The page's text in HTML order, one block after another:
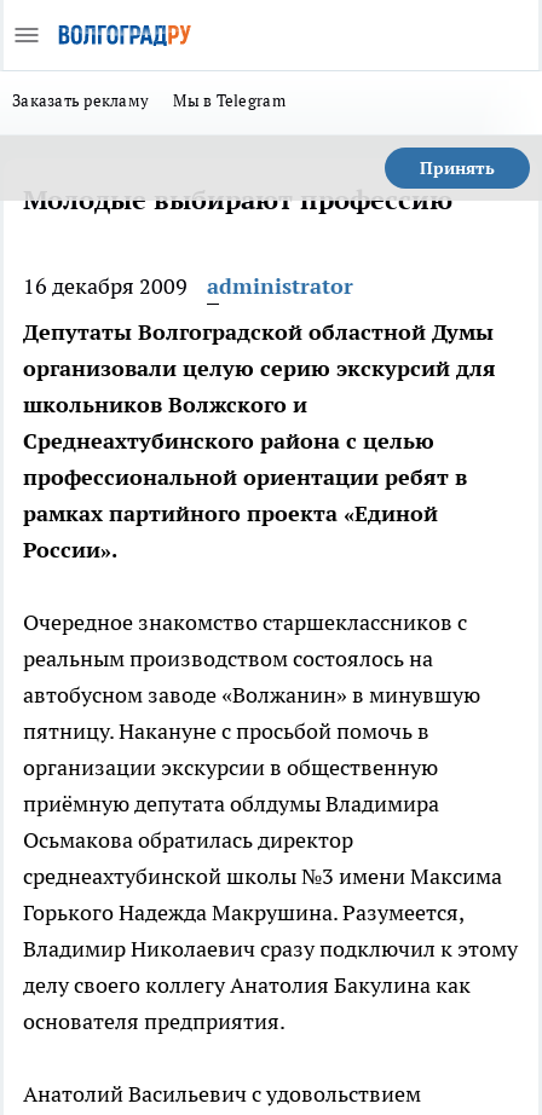
Заказать рекламу Мы в Telegram
Принять
Молодые выбирают профессию
16 декабря 2009
administrator
Депутаты Волгоградской областной Думы
организовали целую серию экскурсий для
школьников Волжского и
Среднеахтубинского района с целью
профессиональной ориентации ребят в
рамках партийного проекта «Единой
России».
Очередное знакомство старшеклассников с
реальным производством состоялось на
автобусном заводе «Волжанин» в минувшую
пятницу. Накануне с просьбой помочь в
организации экскурсии в общественную
приёмную депутата облдумы Владимира
Осьмакова обратилась директор
среднеахтубинской школы №3 имени Максима
Горького Надежда Макрушина. Разумеется,
Владимир Николаевич сразу подключил к этому
делу своего коллегу Анатолия Бакулина как
основателя предприятия.
Анатолий Васильевич с удовольствием